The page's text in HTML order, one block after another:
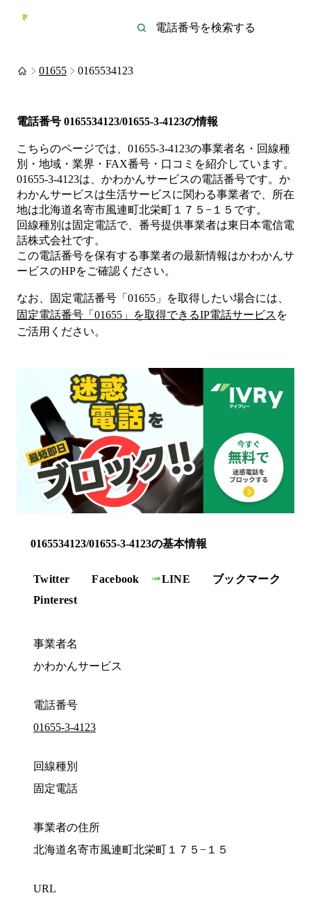
01655 0165534123
電話番号 0165534123/01655-3-4123の情報
こちらのページでは、 01655-3-4123の事業者名・回線種
別・地域・業界・FAX番号・口コミを紹介しています。
01655-3-4123は、 かわかんサービスの電話番号です。 か
わかんサービスは生活サービスに関わる事業者で、所在
地は北海道名寄市風連町北栄町１７５−１５ です。
回線種別は固定電話で、番号提供事業者は東日本電信電
話株式会社です。
この電話番号を保有する事業者の最新情報はかわかんサ
ービスのHPをご確認ください。
なお、固定電話番号「 01655 」を取得したい場合には、
固定電話番号「 01655 」を取得できるIP電話サービス を
ご活用ください。
0165534123/01655-3-4123の基本情報
Twitter Facebook LINE
ブックマーク
Pinterest
事業者名
かわかんサービス
電話番号
01655-3-4123
回線種別
固定電話
事業者の住所
北海道名寄市風連町北栄町１７５−１５
URL